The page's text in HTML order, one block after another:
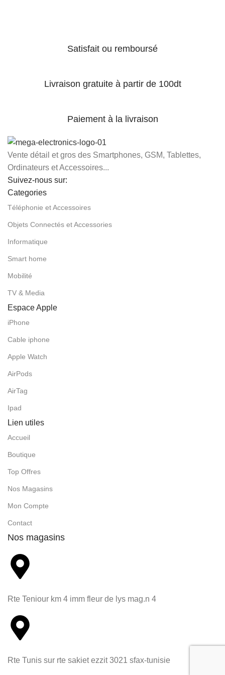
Satisfait ou remboursé
Livraison gratuite à partir de 100dt
Paiement à la livraison
Vente détail et gros des Smartphones, GSM, Tablettes,
Ordinateurs et Accessoires...
Suivez-nous sur:
Categories
Téléphonie et Accessoires
Objets Connectés et Accessories
Informatique
Smart home
Mobilité
TV & Media
Espace Apple
iPhone
Cable iphone
Apple Watch
AirPods
AirTag
Ipad
Lien utiles
Accueil
Boutique
Top Offres
Nos Magasins
Mon Compte
Contact
Nos magasins
Rte Teniour km 4 imm fleur de lys mag.n 4
Rte Tunis sur rte sakiet ezzit 3021 sfax-tunisie